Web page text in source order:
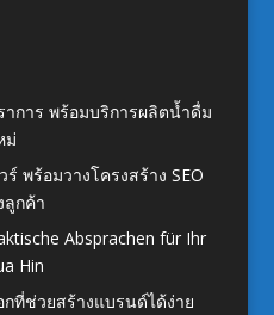
การ พร้อมบริการผลิตน้ำดื่ม
ม่
พร้อมวางโครงสร้าง SEO
ลูกค้า
Absprachen für Ihr
Hin
ที่ช่วยสร้างแบรนด์ได้ง่าย